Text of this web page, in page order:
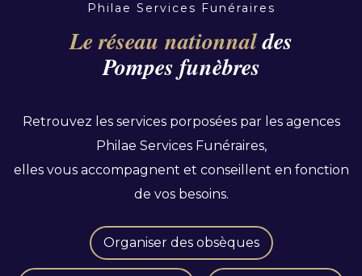
Philae Services Funéraires
Le réseau nationnaldes
Pompes funèbres
Retrouvez les services porposées par les agences
Philae Services Funéraires,
elles vous accompagnent et conseillent en fonction
de vos besoins.
Organiser des obsèques